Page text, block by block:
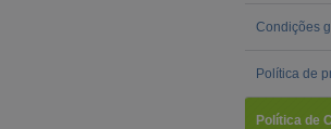
Condições
Política de
Política de